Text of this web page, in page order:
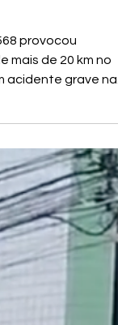
de 20 km
provocou
mais de 20 km no
(10)...